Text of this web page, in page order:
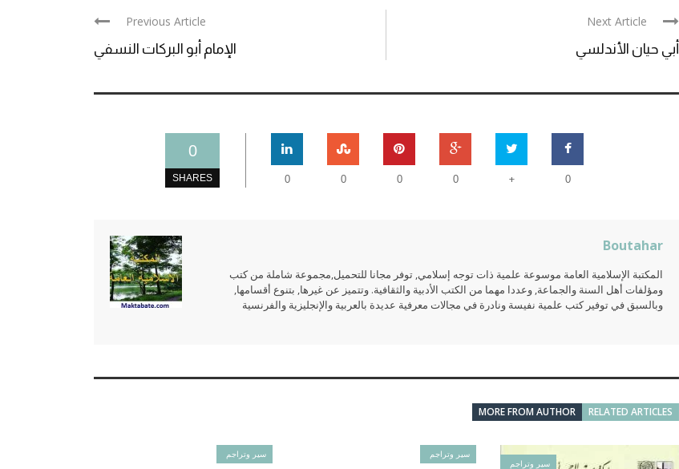
Previous Article
الإمام أبو البركات النسفي
Next Article
أبي حيان الأندلسي
0
SHARES 0
+
0
0
0
0
Boutahar
المكتبة الإسلامية العامة موسوعة علمية ذات توجه إسلامي, توفر مجانا للتحميل,مجموعة شاملة من كتب
ومؤلفات أهل السنة والجماعة, وعددا مهما من الكتب الأدبية والثقافية. وتتميز عن غيرها, بتنوع أقسامها,
وبالسبق في توفير كتب علمية نفيسة ونادرة في مجالات معرفية عديدة بالعربية والإنجليزية والفرنسية
RELATED ARTICLES
MORE FROM AUTHOR
سير وتراجم سير وتراجم
سير وتراجم